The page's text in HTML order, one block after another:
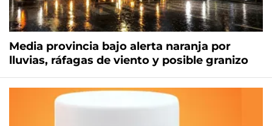
Media provincia bajo alerta naranja por
lluvias, ráfagas de viento y posible granizo